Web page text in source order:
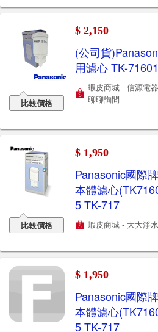
比較價格
$ 2,150
(公司貨
用濾心 TK-
蝦皮商城 - 信源電
聊聊詢問
比較價格
$ 1,950
Panasonic國際
本體濾心
5 TK-717
蝦皮商城 - 大大淨
$ 1,950
Panasonic國際
本體濾心
5 TK-717